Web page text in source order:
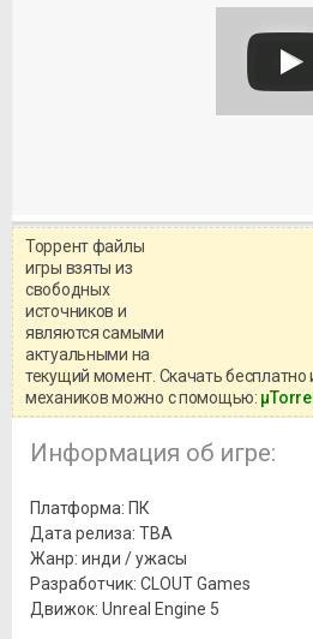
Торрент файлы
игры взяты из
свободных
источников и
являются самыми
актуальными на
текущий момент. Скачать бесплатно
механиков можно с помощью:
Информация об игре:
Платформа: ПК
Дата релиза: TBA
Жанр: инди / ужасы
Разработчик: CLOUT Games
Движок: Unreal Engine 5